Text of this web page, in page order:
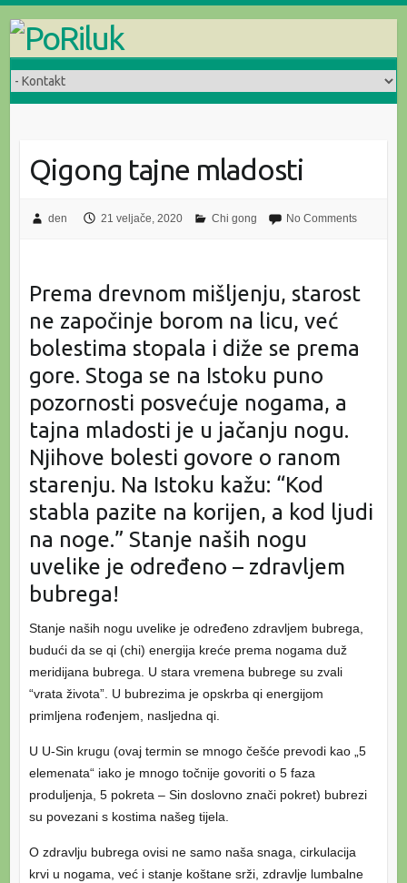
content
Qigong tajne mladosti
den 21 veljače, 2020 Chi gong No Comments
Prema drevnom mišljenju, starost
ne započinje borom na licu, već
bolestima stopala i diže se prema
gore. Stoga se na Istoku puno
pozornosti posvećuje nogama, a
tajna mladosti je u jačanju nogu.
Njihove bolesti govore o ranom
starenju. Na Istoku kažu: “Kod
stabla pazite na korijen, a kod ljudi
na noge.” Stanje naših nogu
uvelike je određeno – zdravljem
bubrega!
Stanje naših nogu uvelike je određeno zdravljem bubrega,
budući da se qi (chi) energija kreće prema nogama duž
meridijana bubrega. U stara vremena bubrege su zvali
“vrata života”. U bubrezima je opskrba qi energijom
primljena rođenjem, nasljedna qi.
U U-Sin krugu (ovaj termin se mnogo češće prevodi kao „5
elemenata“ iako je mnogo točnije govoriti o 5 faza
produljenja, 5 pokreta – Sin doslovno znači pokret) bubrezi
su povezani s kostima našeg tijela.
O zdravlju bubrega ovisi ne samo naša snaga, cirkulacija
krvi u nogama, već i stanje koštane srži, zdravlje lumbalne